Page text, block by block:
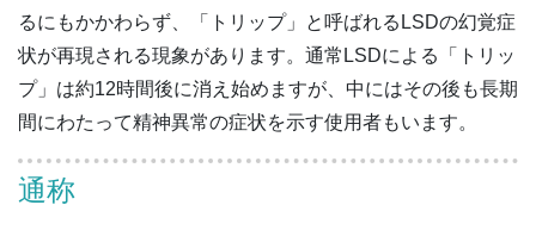
るにもかかわらず、「トリップ」と呼ばれるLSDの幻覚症
状が再現される現象があります。通常LSDによる「トリッ
プ」は約12時間後に消え始めますが、中にはその後も長期
間にわたって精神異常の症状を示す使用者もいます。
通称